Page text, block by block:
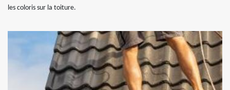
les coloris sur la toiture.